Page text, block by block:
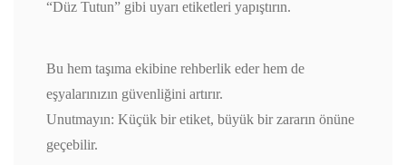
“Düz Tutun” gibi uyarı etiketleri yapıştırın.
Bu hem taşıma ekibine rehberlik eder hem de
eşyalarınızın güvenliğini artırır.
Unutmayın: Küçük bir etiket, büyük bir zararın önüne
geçebilir.